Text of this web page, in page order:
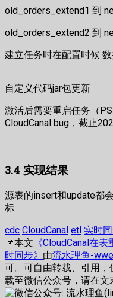
old_orders_extend1 到
old_orders_extend2 到
建立任务时在配置时候
自定义代码jar包更新
激活后需要重启任务（
CloudCanal bug，截止
3.4 实现结果
源表的insert和update都
标
cdc CloudCanal etl 实时
📌本文 《CloudCanal在
时同步》 由流水理鱼-
可。可自由转载、引用
载至微信公众号，请在文